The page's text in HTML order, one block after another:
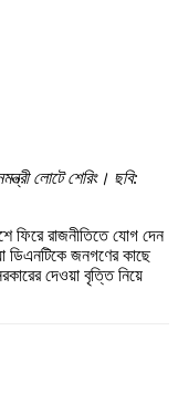
লোটে শেরিং। ছবি:
ফিরে রাজনীতিতে যোগ দেন
ডিএনটিকে জনগণের কাছে
দেওয়া বৃত্তি নিয়ে